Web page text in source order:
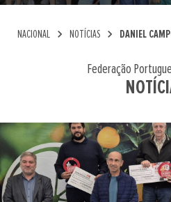
NACIONAL chevron_right NOTÍCIAS chevron_right DANIEL
Federação